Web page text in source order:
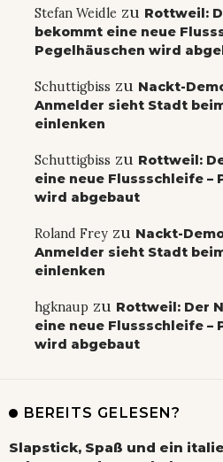
Stefan Weidle zu Rottweil:
bekommt eine neue
Pegelhäuschen wird
Schuttigbiss zu Nackt-
Anmelder sieht Stadt
einlenken
Schuttigbiss zu Rottweil:
eine neue Flussschleife –
wird abgebaut
Roland Frey zu Nackt-
Anmelder sieht Stadt
einlenken
hgknaup zu Rottweil: Der
eine neue Flussschleife –
wird abgebaut
BEREITS GELESEN?
Slapstick, Spaß und ein